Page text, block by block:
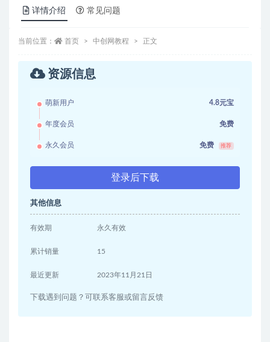
详情介绍 常见问题
当前位置： 首页 中创网教程 正文
资源信息
萌新用户 4.8元宝
年度会员 免费
永久会员 免费 推荐
登录后下载
其他信息
有效期 永久有效
累计销量 15
最近更新 2023年11月21日
下载遇到问题？可联系客服或留言反馈